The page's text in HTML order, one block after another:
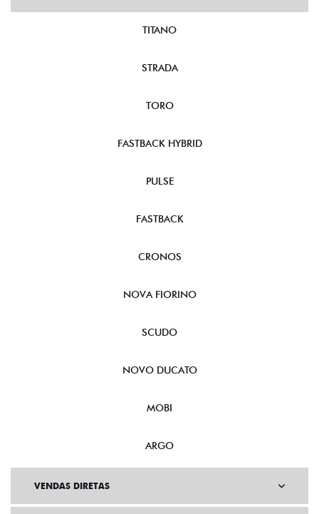
TITANO
STRADA
TORO
FASTBACK HYBRID
PULSE
FASTBACK
CRONOS
NOVA FIORINO
SCUDO
NOVO DUCATO
MOBI
ARGO
VENDAS DIRETAS